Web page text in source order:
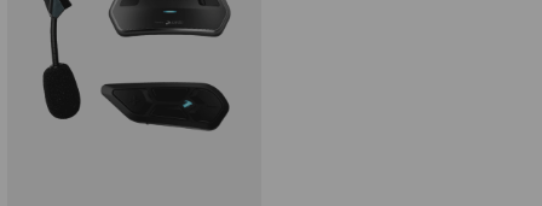
E2 kan op 2 standen ingesteld worden. De
spoiler zelf is groter geworden en nu schuif
achter. Dat is ook met handschoenen aan
veel makkelijker te bedienen. De vergrote